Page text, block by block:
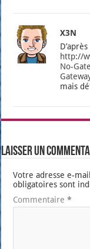
X3N
http://
No-
mais
Laisser un
Votre adresse e-
obligatoires sont
Commentaire*